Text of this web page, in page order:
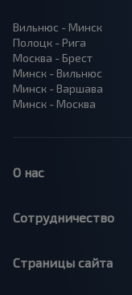
Вильнюс - Минск
Полоцк - Рига
Москва - Брест
Минск - Вильнюс
Минск - Варшава
Минск - Москва
О нас
Сотрудничество
Страницы сайта